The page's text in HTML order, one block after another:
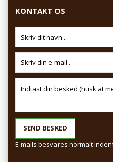
100% returret
Sikker shopping
Varer i bedste kvalitet
KONTAKT OS
E-mails besvares normalt